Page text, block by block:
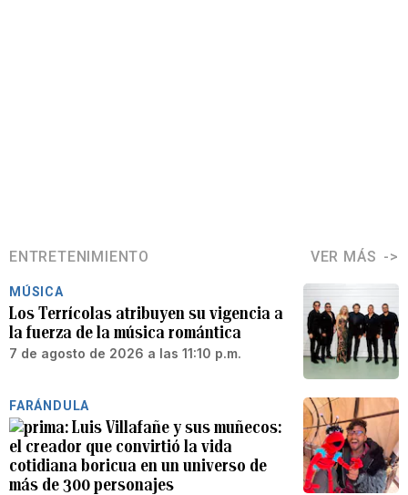
ENTRETENIMIENTO VER MÁS
MÚSICA
Los Terrícolas atribuyen su vigencia a
la fuerza de la música romántica
7 de agosto de 2026 a las 11:10 p.m.
FARÁNDULA
Luis Villafañe y sus muñecos:
el creador que convirtió la vida
cotidiana boricua en un universo de
más de 300 personajes